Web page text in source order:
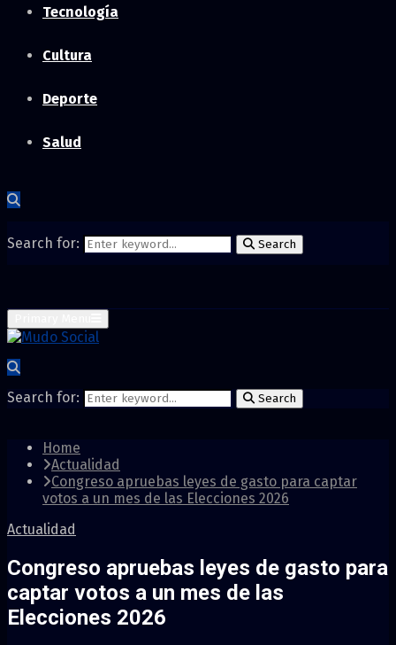
Tecnología
Cultura
Deporte
Salud
Search for: Search
Search for: Search
Home
Actualidad
Congreso apruebas leyes de gasto para captar
votos a un mes de las Elecciones 2026
Actualidad
Congreso apruebas leyes de gasto para
captar votos a un mes de las
Elecciones 2026